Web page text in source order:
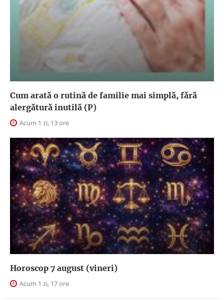
Cum arată o rutină de familie mai simplă, fără
alergătură inutilă (P)
Acum 1 zi, 13 ore
Horoscop 7 august (vineri)
Acum 1 zi, 17 ore